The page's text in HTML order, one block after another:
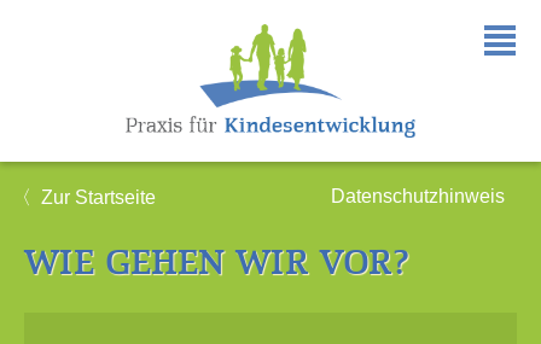
〈 Zur Startseite Datenschutzhinweis
WIE GEHEN WIR VOR?